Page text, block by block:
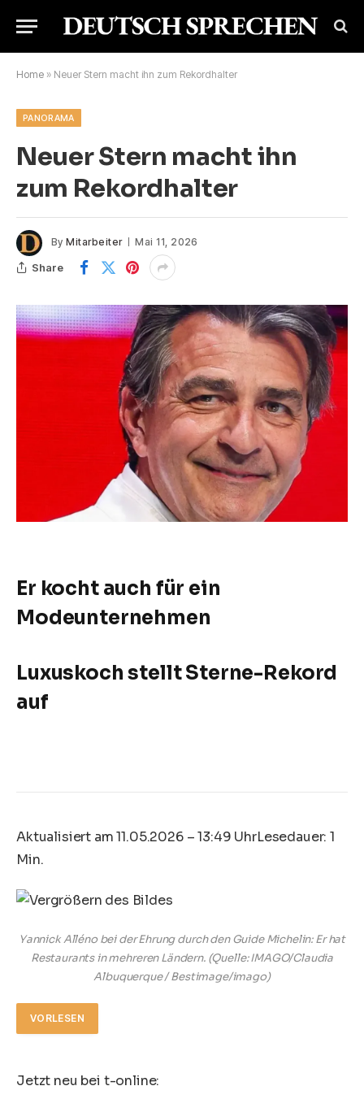
Home » Neuer Stern macht ihn zum Rekordhalter
PANORAMA
Neuer Stern macht ihn
zum Rekordhalter
By Mitarbeiter Mai 11, 2026
Share
Er kocht auch für ein
Modeunternehmen
Luxuskoch stellt Sterne-Rekord
auf
Aktualisiert am 11.05.2026 – 13:49 UhrLesedauer: 1
Min.
Yannick Alléno bei der Ehrung durch den Guide Michelin: Er hat
Restaurants in mehreren Ländern.(Quelle: IMAGO/Claudia
Albuquerque / Bestimage/imago)
VORLESEN
Jetzt neu bei t-online: